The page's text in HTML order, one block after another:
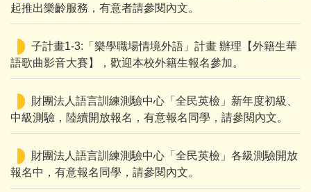
起推出樂齡服務，有意者請參閱內文。
子計畫1-3:「樂學職場情境外語」計畫 辦理【外籍生華
語歌曲影音大賽】，歡迎本校外籍生報名參加。
財團法人語言訓練測驗中心「全民英檢」新年度初級、
中級測驗，陸續開放報名，有意報名同學，請參閱內文。
財團法人語言訓練測驗中心「全民英檢」各級測驗開放
報名中，有意報名同學，請參閱內文。